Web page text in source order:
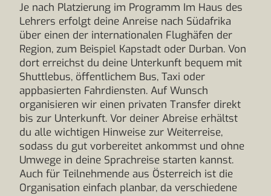
Je nach Platzierung im Programm Im Haus des
Lehrers erfolgt deine Anreise nach Südafrika
über einen der internationalen Flughäfen der
Region, zum Beispiel Kapstadt oder Durban. Von
dort erreichst du deine Unterkunft bequem mit
Shuttlebus, öffentlichem Bus, Taxi oder
appbasierten Fahrdiensten. Auf Wunsch
organisieren wir einen privaten Transfer direkt
bis zur Unterkunft. Vor deiner Abreise erhältst
du alle wichtigen Hinweise zur Weiterreise,
sodass du gut vorbereitet ankommst und ohne
Umwege in deine Sprachreise starten kannst.
Auch für Teilnehmende aus Österreich ist die
Organisation einfach planbar, da verschiedene